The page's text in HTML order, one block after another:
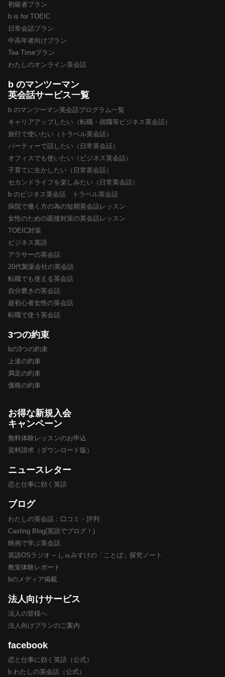
初級者プラン
b is for TOEIC
日常会話プラン
中高年者向けプラン
Tea Timeプラン
わたしのオンライン英会話
b のマンツーマン
英会話サービス一覧
b のマンツーマン英会話プログラム一覧
キャリアアップしたい（転職・就職等ビジネス英会話）
旅行で使いたい（トラベル英会話）
パーティーで話したい（日常英会話）
オフィスでも使いたい（ビジネス英会話）
子育てに生かしたい（日常英会話）
セカンドライフを楽しみたい（日常英会話）
b のビジネス英会話 トラベル英会話
病院で働く方の為の短期英会話レッスン
女性のための面接対策の英会話レッスン
TOEIC対策
ビジネス英語
アラサーの英会話
20代製薬会社の英会話
転職でも使える英会話
自分磨きの英会話
超初心者女性の英会話
転職で使う英会話
3つの約束
bの3つの約束
上達の約束
満足の約束
価格の約束
お得な新規入会
キャンペーン
無料体験レッスンのお申込
資料請求（ダウンロード版）
ニュースレター
恋と仕事に効く英語
ブログ
わたしの英会話：口コミ・評判
Casting Blog(英語でブログ！)
映画で学ぶ英会話
英語OSラジオ – しゅみすけの「ことば」探究ノート
教室体験レポート
bのメディア掲載
法人向けサービス
法人の皆様へ
法人向けプランのご案内
facebook
恋と仕事に効く英語（公式）
b わたしの英会話（公式）